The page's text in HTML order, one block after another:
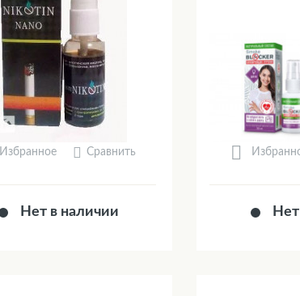
Избранное Сравнить
Нет в наличии